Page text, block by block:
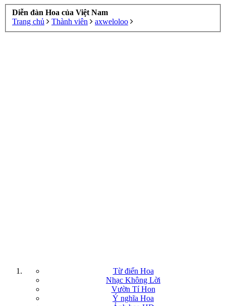
Diễn đàn Hoa của Việt Nam
Trang chủ
Thành viên axweloloo
Từ điển Hoa
Nhạc Không Lời
Vườn Tí Hon
Ý nghĩa Hoa